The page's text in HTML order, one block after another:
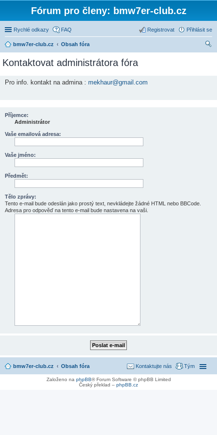
Fórum pro členy: bmw7er-club.cz
Rychlé odkazy FAQ Přihlásit se
Registrovat
bmw7er-club.cz
Obsah fóra
Kontaktovat administrátora fóra
Pro info. kontakt na admina : mekhaur@gmail.com
Příjemce:
Administrátor
Vaše emailová adresa:
Vaše jméno:
Předmět:
Tělo zprávy:
Tento e-mail bude odeslán jako prostý text, nevkládejte žádné HTML nebo BBCode.
Adresa pro odpověď na tento e-mail bude nastavena na vaši.
bmw7er-club.cz Obsah fóra Tým
Kontaktujte nás
Založeno na phpBB® Forum Software © phpBB Limited
Český překlad – phpBB.cz